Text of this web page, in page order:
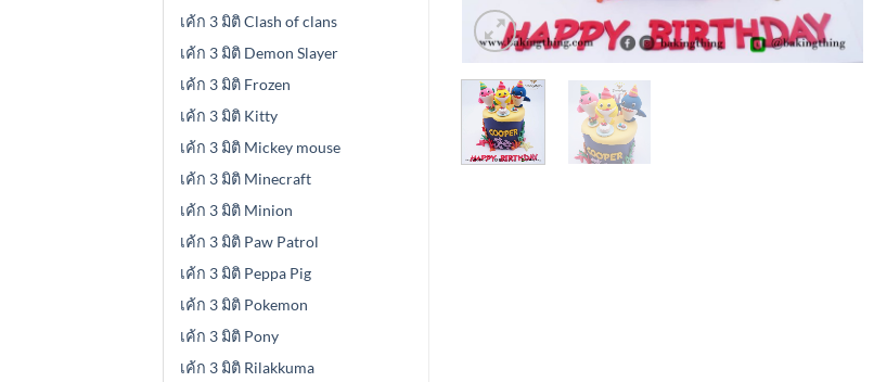
เค้ก 3 มิติ Clash of clans
เค้ก 3 มิติ Demon Slayer
เค้ก 3 มิติ Frozen
เค้ก 3 มิติ Kitty
เค้ก 3 มิติ Mickey mouse
เค้ก 3 มิติ Minecraft
เค้ก 3 มิติ Minion
เค้ก 3 มิติ Paw Patrol
เค้ก 3 มิติ Peppa Pig
เค้ก 3 มิติ Pokemon
เค้ก 3 มิติ Pony
เค้ก 3 มิติ Rilakkuma